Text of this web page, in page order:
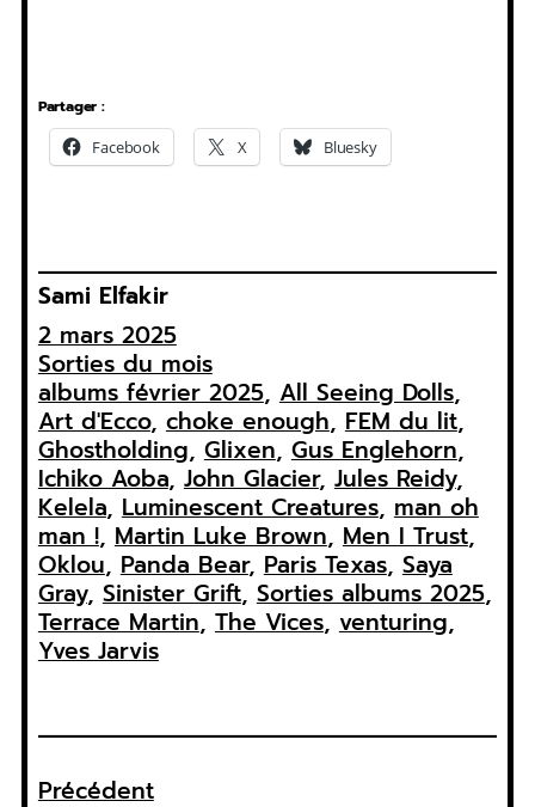
Partager :
Facebook
X Bluesky
Sami Elfakir
2 mars 2025
Sorties du mois
albums février 2025, All Seeing Dolls
Art d'Ecco, choke enough, FEM du lit
Ghostholding, Glixen, Gus Englehorn
Ichiko Aoba, John Glacier, Jules Reidy
Kelela, Luminescent Creatures, man oh
man !, Martin Luke Brown, Men I Trust
Oklou, Panda Bear, Paris Texas, Saya
Gray, Sinister Grift, Sorties albums 2025
Terrace Martin, The Vices, venturing
Yves Jarvis
Précédent